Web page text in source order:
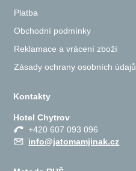
Platba
Obchodní podmínky
Reklamace a vrácení zboží
Zásady ochrany osobních údajů
Kontakty
Hotel Chytrov
+420 607 093 096
info@jatomamjinak.cz